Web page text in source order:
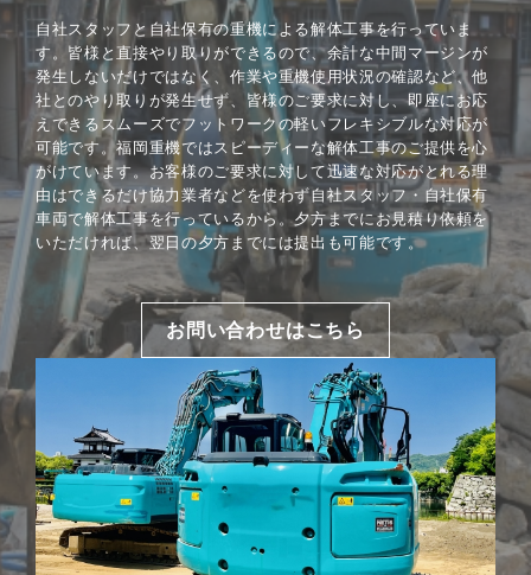
自社スタッフと自社保有の重機による解体工事を行っていま
す。皆様と直接やり取りができるので、余計な中間マージンが
発生しないだけではなく、作業や重機使用状況の確認など、他
社とのやり取りが発生せず、皆様のご要求に対し、即座にお応
えできるスムーズでフットワークの軽いフレキシブルな対応が
可能です。福岡重機ではスピーディーな解体工事のご提供を心
がけています。お客様のご要求に対して迅速な対応がとれる理
由はできるだけ協力業者などを使わず自社スタッフ・自社保有
車両で解体工事を行っているから。夕方までにお見積り依頼を
いただければ、翌日の夕方までには提出も可能です。
お問い合わせはこちら